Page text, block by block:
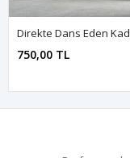
750,00 TL